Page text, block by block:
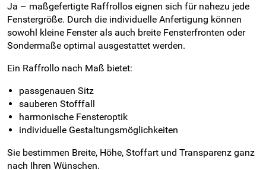
Ja – maßgefertigte Raffrollos eignen sich für nahezu jede
Fenstergröße. Durch die individuelle Anfertigung können
sowohl kleine Fenster als auch breite Fensterfronten oder
Sondermaße optimal ausgestattet werden.
Ein Raffrollo nach Maß bietet:
passgenauen Sitz
sauberen Stofffall
harmonische Fensteroptik
individuelle Gestaltungsmöglichkeiten
Sie bestimmen Breite, Höhe, Stoffart und Transparenz ganz
nach Ihren Wünschen.